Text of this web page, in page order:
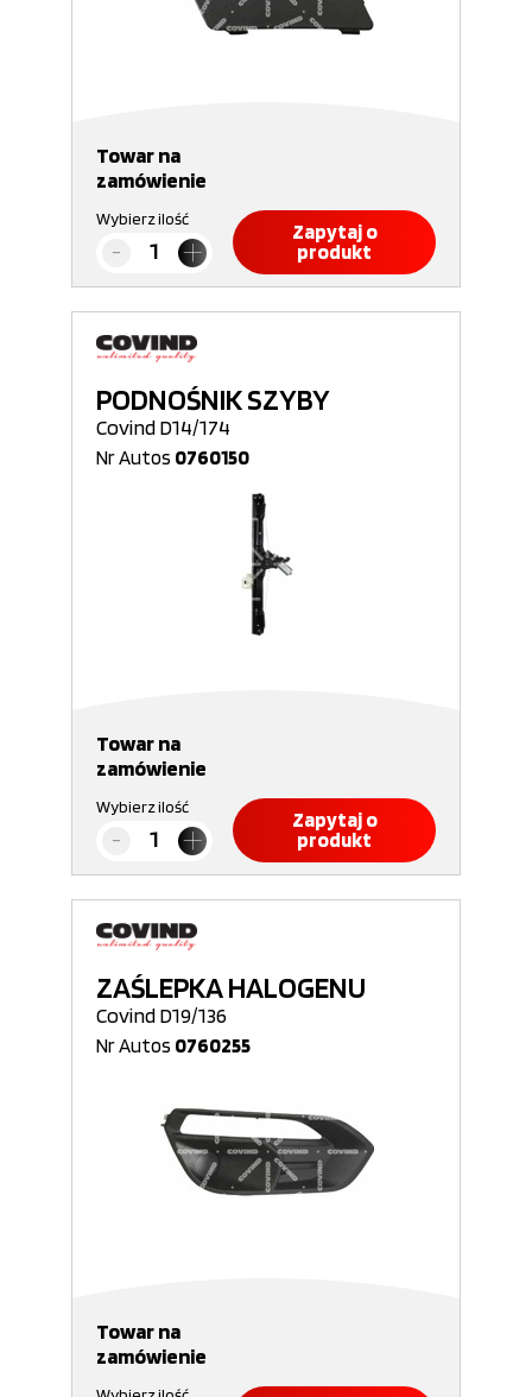
Towar na
zamówienie
Wybierz ilość
Zapytaj o
produkt
PODNOŚNIK SZYBY
Covind D14/174
Nr Autos 0760150
Towar na
zamówienie
Wybierz ilość
Zapytaj o
produkt
ZAŚLEPKA HALOGENU
Covind D19/136
Nr Autos 0760255
Towar na
zamówienie